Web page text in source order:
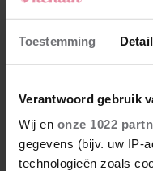
Toestemming
Verantwoord gebruik
Wij en onze 1022
gegevens (bijv. uw IP-
technologieën zoals
Met
die